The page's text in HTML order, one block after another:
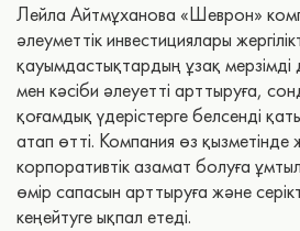
Лейла Айтмұханова «Шеврон»
әлеуметтік инвестициялары
қауымдастықтардың ұзақ мерзімді
мен кәсіби әлеуетті арттыруға,
қоғамдық үдерістерге белсенді
атап өтті. Компания өз қызметінде
корпоративтік азамат болуға
өмір сапасын арттыруға және
кеңейтуге ықпал етеді.